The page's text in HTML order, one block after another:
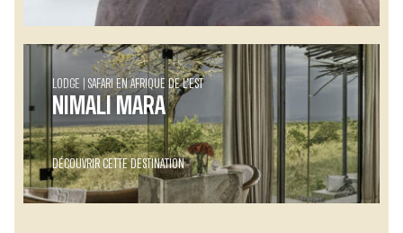
LODGE SAFARI EN AFRIQUE DE L’EST
NIMALI MARA
DÉCOUVRIR CETTE DESTINATION